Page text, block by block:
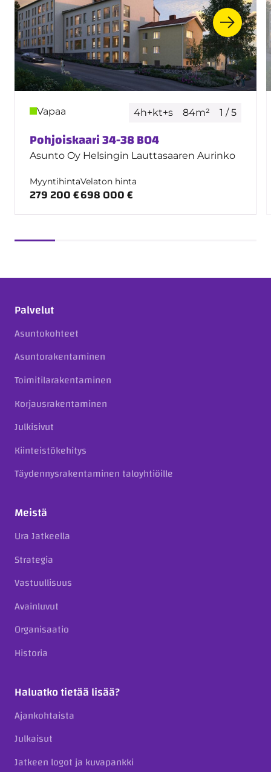
Vapaa 4h+kt+s 84m² 1 / 5
Pohjoiskaari 34-38 B04
Asunto Oy Helsingin Lauttasaaren Aurinko
Myyntihinta
279 200 €
Velaton hinta
698 000 €
Palvelut
Asuntokohteet
Asuntorakentaminen
Toimitilarakentaminen
Korjausrakentaminen
Julkisivut
Kiinteistökehitys
Täydennysrakentaminen taloyhtiöille
Meistä
Ura Jatkeella
Strategia
Vastuullisuus
Avainluvut
Organisaatio
Historia
Haluatko tietää lisää?
Ajankohtaista
Julkaisut
Jatkeen logot ja kuvapankki